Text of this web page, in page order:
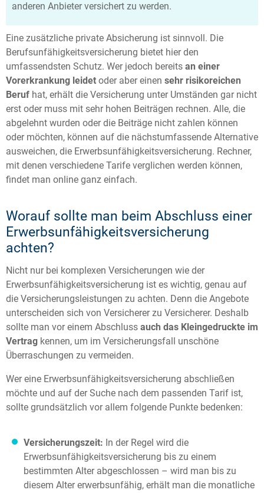
anderen Anbieter versichert zu werden.
Eine zusätzliche private Absicherung ist sinnvoll. Die
Berufsunfähigkeitsversicherung bietet hier den
umfassendsten Schutz. Wer jedoch bereits an einer
Vorerkrankung leidet oder aber einen sehr risikoreichen
Beruf hat, erhält die Versicherung unter Umständen gar nicht
erst oder muss mit sehr hohen Beiträgen rechnen. Alle, die
abgelehnt wurden oder die Beiträge nicht zahlen können
oder möchten, können auf die nächstumfassende Alternative
ausweichen, die Erwerbsunfähigkeitsversicherung. Rechner,
mit denen verschiedene Tarife verglichen werden können,
findet man online ganz einfach.
Worauf sollte man beim Abschluss einer
Erwerbsunfähigkeitsversicherung
achten?
Nicht nur bei komplexen Versicherungen wie der
Erwerbsunfähigkeitsversicherung ist es wichtig, genau auf
die Versicherungsleistungen zu achten. Denn die Angebote
unterscheiden sich von Versicherer zu Versicherer. Deshalb
sollte man vor einem Abschluss auch das Kleingedruckte im
Vertrag kennen, um im Versicherungsfall unschöne
Überraschungen zu vermeiden.
Wer eine Erwerbsunfähigkeitsversicherung abschließen
möchte und auf der Suche nach dem passenden Tarif ist,
sollte grundsätzlich vor allem folgende Punkte bedenken:
Versicherungszeit: In der Regel wird die
Erwerbsunfähigkeitsversicherung bis zu einem
bestimmten Alter abgeschlossen – wird man bis zu
diesem Alter erwerbsunfähig, erhält man die monatliche